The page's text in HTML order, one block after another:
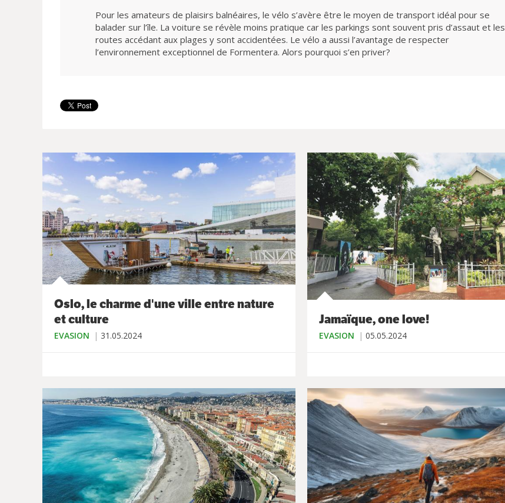
Pour les amateurs de plaisirs balnéaires, le vélo s’avère être le moyen de transport idéal pour se
balader sur l’île. La voiture se révèle moins pratique car les parkings sont souvent pris d’assaut et les
routes accédant aux plages y sont accidentées. Le vélo a aussi l’avantage de respecter
l’environnement exceptionnel de Formentera. Alors pourquoi s’en priver?
Oslo, le charme d'une ville entre nature
et culture
EVASION 31.05.2024
Jamaïque, one love!
EVASION 05.05.2024